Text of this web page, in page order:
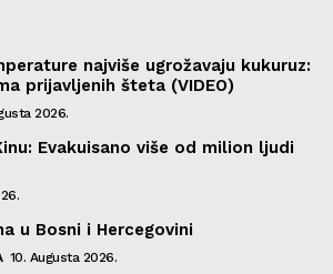
najviše ugrožavaju kukuruz:
prijavljenih šteta (VIDEO)
2026.
Evakuisano više od milion ljudi
u Bosni i Hercegovini
10. Augusta 2026.